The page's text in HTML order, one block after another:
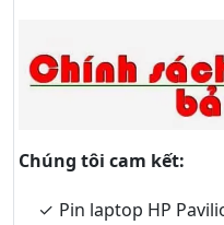
Chúng tôi cam kết:
Pin laptop HP